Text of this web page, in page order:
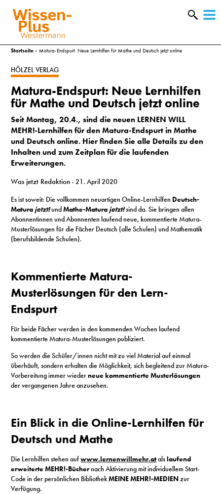
Startseite »Matura-Endspurt: Neue Lernhilfen für Mathe und Deutsch jetzt online
HÖLZEL VERLAG
Matura-Endspurt: Neue Lernhilfen
für Mathe und Deutsch jetzt online
Seit Montag, 20.4., sind die neuen LERNEN WILL
MEHR!-Lernhilfen für den Matura-Endspurt in Mathe
und Deutsch online. Hier finden Sie alle Details zu den
Inhalten und zum Zeitplan für die laufenden
Erweiterungen.
Was jetzt Redaktion- 21. April 2020
Es ist soweit: Die vollkommen neuartigen Online-Lernhilfen Deutsch-
Matura jetzt!undMathe-Matura jetzt!sind da. Sie bringen allen
Abonnentinnen und Abonnenten laufend neue, kommentierte Matura-
Musterlösungen für die Fächer Deutsch (alle Schulen) und Mathematik
(berufsbildende Schulen).
Kommentierte Matura-
Musterlösungen für den Lern-
Endspurt
Für beide Fächer werden in den kommenden Wochen laufend
kommentierte Matura-Musterlösungen publiziert.
So werden die Schüler/innen nicht mit zu viel Material auf einmal
überhäuft, sondern erhalten die Möglichkeit, sich begleitend zur Matura-
Vorbereitung immer wiederneue kommentierte Musterlösungen
der vergangenen Jahre anzusehen.
Ein Blick in die Online-Lernhilfen für
Deutsch und Mathe
Die Lernhilfen stehen aufwww.lernenwillmehr.atalslaufend
erweiterte MEHR!-Büchernach Aktivierung mit individuellem Start-
Code in der persönlichen BibliothekMEINE MEHR!-MEDIENzur
Verfügung.